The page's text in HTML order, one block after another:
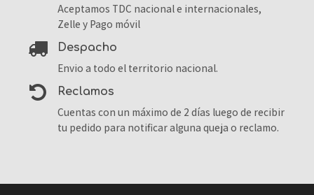
Aceptamos TDC nacional e internacionales,
Zelle y Pago móvil
despacho
Envio a todo el territorio nacional.
reclamos
Cuentas con un máximo de 2 días luego de recibir
tu pedido para notificar alguna queja o reclamo.